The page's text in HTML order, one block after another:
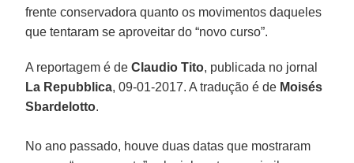
frente conservadora quanto os movimentos daqueles
que tentaram se aproveitar do “novo curso”.
A reportagem é deClaudio Tito, publicada no jornal
La Repubblica, 09-01-2017. A tradução é de Moisés
Sbardelotto.
No ano passado, houve duas datas que mostraram